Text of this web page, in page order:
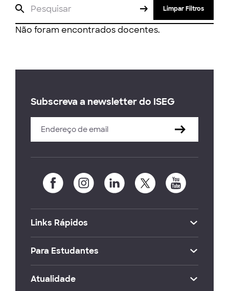
Limpar Filtros
Não foram encontrados docentes.
Subscreva a newsletter do ISEG
Links Rápidos
Para Estudantes
Atualidade